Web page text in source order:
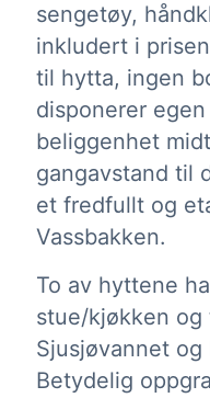
sengetøy,
inkludert i
til hytta, ingen
disponerer
beliggenhet
gangavstand til
et fredfullt og
Vassbakken.
To av hyttene
stue/kjøkken og
Sjusjøvannet og
Betydelig